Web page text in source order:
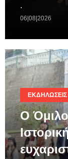
.
06|08|2026
ΕΚΔΗΛΏΣΕΙΣ
Ο